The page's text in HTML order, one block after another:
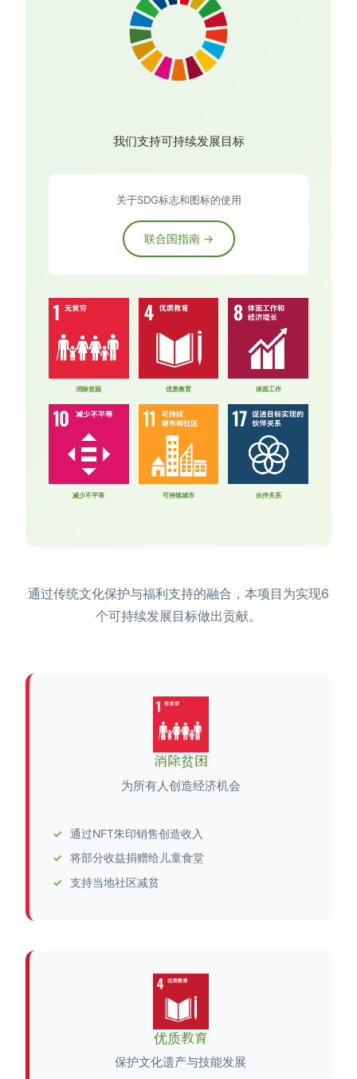
我们支持可持续发展目标
关于SDG标志和图标的使用
联合国指南 →
消除贫困 优质教育 体面工作
减少不平等 可持续城市 伙伴关系
通过传统文化保护与福利支持的融合，本项目为实现6
个可持续发展目标做出贡献。
消除贫困
为所有人创造经济机会
通过NFT朱印销售创造收入
将部分收益捐赠给儿童食堂
支持当地社区减贫
优质教育
保护文化遗产与技能发展